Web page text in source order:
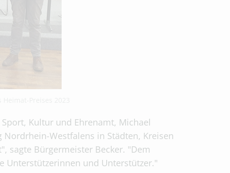
Kultur und Ehrenamt, Michael
Westfalens in Städten, Kreisen
sagte Bürgermeister Becker. "Dem
Unterstützerinnen und Unterstützer."